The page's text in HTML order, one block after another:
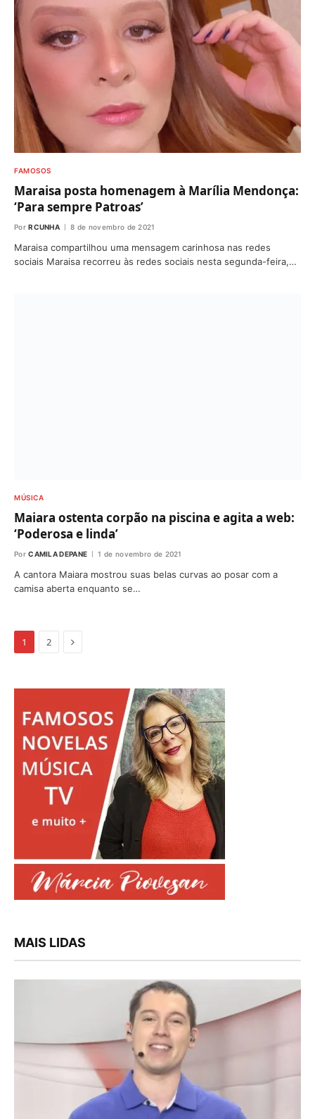
FAMOSOS
Maraisa posta homenagem à Marília Mendonça:
‘Para sempre Patroas’
Por RCUNHA 8 de novembro de 2021
Maraisa compartilhou uma mensagem carinhosa nas redes
sociais Maraisa recorreu às redes sociais nesta segunda-feira,…
MÚSICA
Maiara ostenta corpão na piscina e agita a web:
‘Poderosa e linda’
Por CAMILA DEPANE 1 de novembro de 2021
A cantora Maiara mostrou suas belas curvas ao posar com a
camisa aberta enquanto se…
1 2 Proximo
MAIS LIDAS